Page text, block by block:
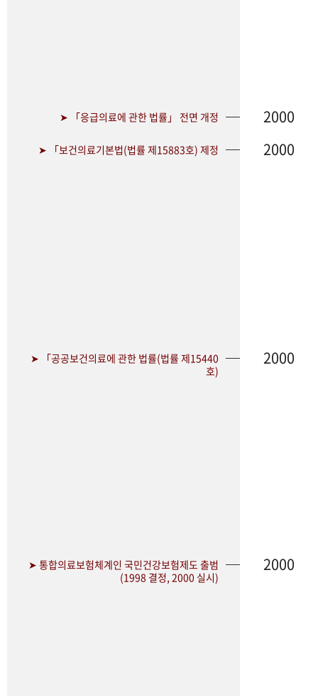
➤ 「응급의료에 관한 법률」 전면 개정 2000
➤ 「보건의료기본법(법률 제15883호) 제정 2000
➤ 「공공보건의료에 관한 법률(법률 제15440
호)
2000
➤ 통합의료보험체계인 국민건강보험제도 출범
(1998 결정, 2000 실시)
2000